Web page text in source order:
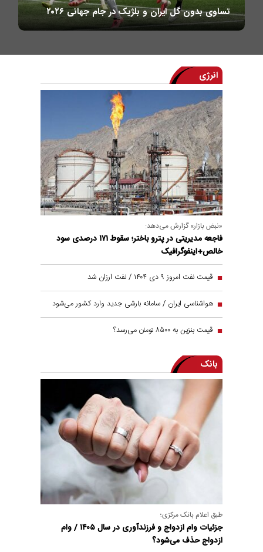
تساوی بدون گل ایران و بلژیک در جام جهانی ۲۰۲۶
انرژی
«نبض بازار» گزارش می‌دهد:
فاجعه مدیریتی در پترو باختر؛ سقوط ۱۷۱ درصدی سود
خالص+اینفوگرافیک
قیمت نفت امروز ۹ دی ۱۴۰۴ / نفت ارزان شد
هواشناسی ایران / سامانه بارشی جدید وارد کشور می‌شود
قیمت بنزین به ۸۵۰۰ تومان می‌رسد؟
بانک
طبق اعلام بانک مرکزی؛
جزئیات وام ازدواج و فرزندآوری در سال ۱۴۰۵ / وام
ازدواج حذف می‌شود؟